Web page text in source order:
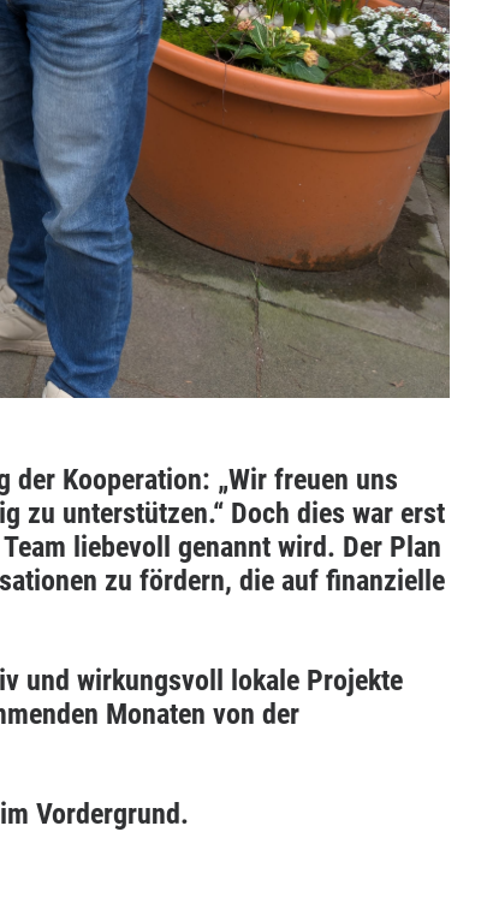
der Kooperation: „Wir freuen uns
zu unterstützen.“ Doch dies war erst
liebevoll genannt wird. Der Plan
zu fördern, die auf finanzielle
und wirkungsvoll lokale Projekte
Monaten von der
Vordergrund.